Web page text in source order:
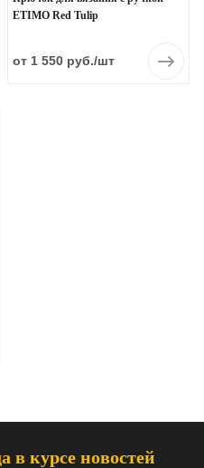
ETIMO Red Tulip
от 1 550 руб./шт
в курсе новостей